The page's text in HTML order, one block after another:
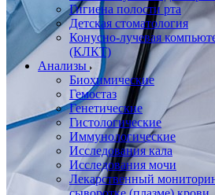
Гигиена полости рта
Детская стоматология
Конусно-лучевая
(КЛКТ)
Анализы
Биохимические
Гемостаз
Генетические
Гистологические
Иммунологические
Исследования кала
Исследования мочи
Лекарственный